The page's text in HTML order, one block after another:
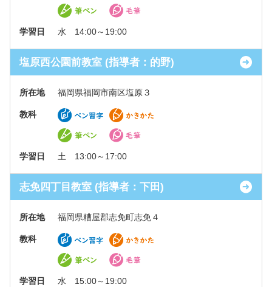
学習日 水 14:00～19:00
塩原西公園前教室 (指導者：的野)
所在地 福岡県福岡市南区塩原３
教科
学習日 土 13:00～17:00
志免四丁目教室 (指導者：下田)
所在地 福岡県糟屋郡志免町志免４
教科
学習日 水 15:00～19:00